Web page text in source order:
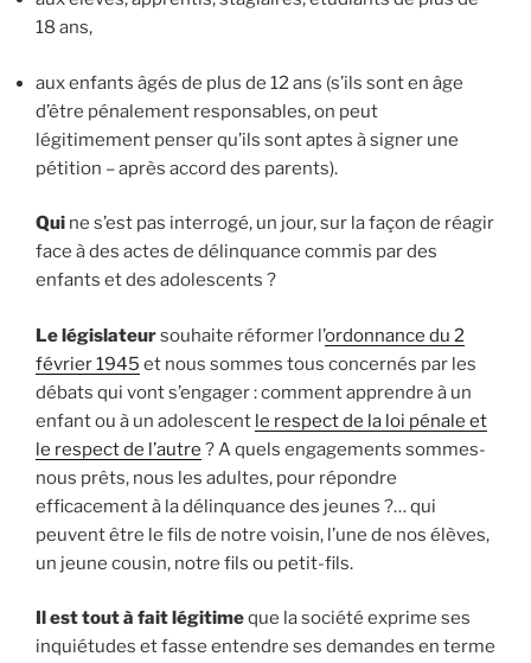
18 ans,
aux enfants âgés de plus de 12 ans (s’ils sont en âge
d’être pénalement responsables, on peut
légitimement penser qu’ils sont aptes à signer une
pétition – après accord des parents).
Qui ne s’est pas interrogé, un jour, sur la façon de réagir
face à des actes de délinquance commis par des
enfants et des adolescents ?
Le législateursouhaite réformer l’ordonnance du 2
février 1945 et nous sommes tous concernés par les
débats qui vont s’engager : comment apprendre à un
enfant ou à un adolescent le respect de la loi pénale et
le respect de l’autre ? A quels engagements sommes-
nous prêts, nous les adultes, pour répondre
efficacement à la délinquance des jeunes ?… qui
peuvent être le fils de notre voisin, l’une de nos élèves,
un jeune cousin, notre fils ou petit-fils.
Il est tout à fait légitimeque la société exprime ses
inquiétudes et fasse entendre ses demandes en terme